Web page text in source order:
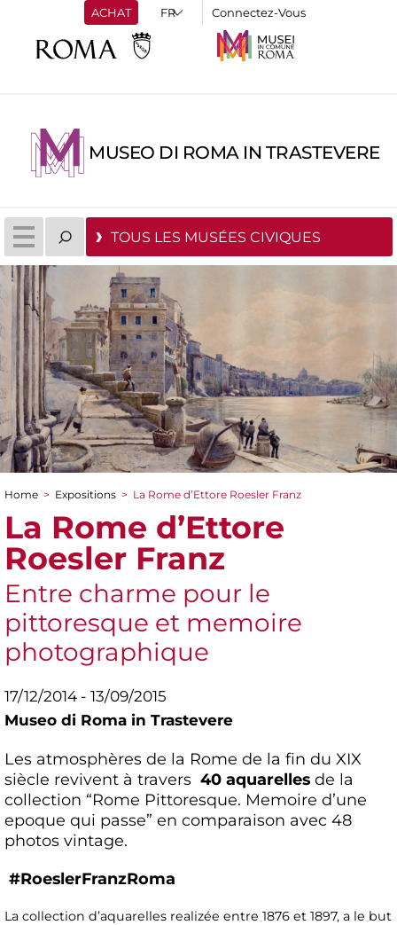
ACHAT Connectez-Vous
MUSEO DI ROMA IN TRASTEVERE
TOUS LES MUSÉES CIVIQUES
You are here
Home > Expositions > La Rome d’Ettore Roesler Franz
La Rome d’Ettore
Roesler Franz
Entre charme pour le
pittoresque et memoire
photographique
17/12/2014 - 13/09/2015
Museo di Roma in Trastevere
Les atmosphères de la Rome de la fin du XIX
siècle revivent à travers 40 aquarelles de la
collection “Rome Pittoresque. Memoire d’une
epoque qui passe” en comparaison avec 48
photos vintage.
#RoeslerFranzRoma
La collection d’aquarelles realizée entre 1876 et 1897, a le but